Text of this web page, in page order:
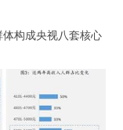
构成央视八套核心